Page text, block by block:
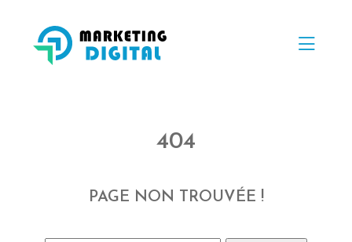
404
PAGE NON TROUVÉE !